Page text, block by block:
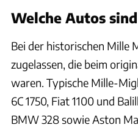
Welche Autos
Bei der historischen Mille
zugelassen, die beim
waren. Typische Mille-
6C 1750, Fiat 1100 und
BMW 328 sowie Aston